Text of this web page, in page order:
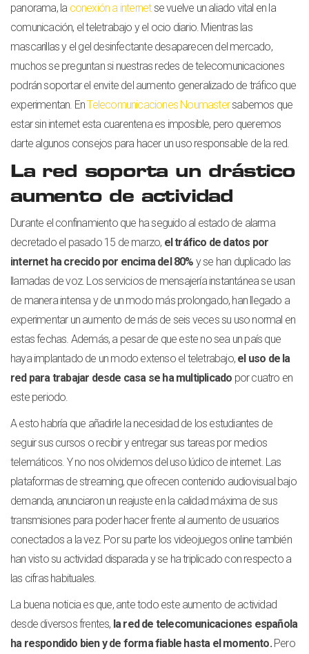
panorama, la conexión a internetse vuelve un aliado vital en la
comunicación, el teletrabajo y el ocio diario. Mientras las
mascarillas y el gel desinfectante desaparecen del mercado,
muchos se preguntan si nuestras redes de telecomunicaciones
podrán soportar el envite del aumento generalizado de tráfico que
experimentan. EnTelecomunicaciones Noumastersabemos que
estar sin internet esta cuarentena es imposible, pero queremos
darte algunos consejos para hacer un uso responsable de la red.
La red soporta un drástico
aumento de actividad
Durante el confinamiento que ha seguido al estado de alarma
decretado el pasado 15 de marzo, el tráfico de datos por
internet ha crecido por encima del 80% y se han duplicado las
llamadas de voz. Los servicios de mensajería instantánea se usan
de manera intensa y de un modo más prolongado, han llegado a
experimentar un aumento de más de seis veces su uso normal en
estas fechas. Además, a pesar de que este no sea un país que
haya implantado de un modo extenso el teletrabajo, el uso de la
red para trabajar desde casa se ha multiplicado por cuatro en
este periodo.
A esto habría que añadirle la necesidad de los estudiantes de
seguir sus cursos o recibir y entregar sus tareas por medios
telemáticos. Y no nos olvidemos del uso lúdico de internet. Las
plataformas de streaming, que ofrecen contenido audiovisual bajo
demanda, anunciaron un reajuste en la calidad máxima de sus
transmisiones para poder hacer frente al aumento de usuarios
conectados a la vez. Por su parte los videojuegos online también
han visto su actividad disparada y se ha triplicado con respecto a
las cifras habituales.
La buena noticia es que, ante todo este aumento de actividad
desde diversos frentes, la red de telecomunicaciones española
ha respondido bien y de forma fiable hasta el momento.Pero